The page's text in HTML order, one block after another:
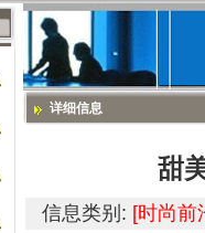
详细信息
甜
信息类别: [时尚前